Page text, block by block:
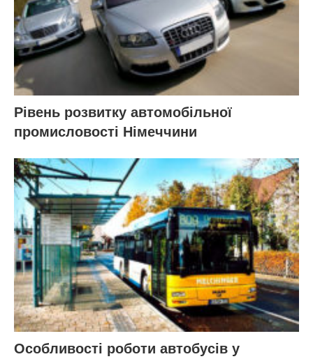
Рівень розвитку автомобільної
промисловості Німеччини
Особливості роботи автобусів у